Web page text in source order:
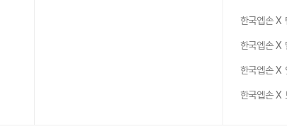
한국엡손 X
한국엡손 X
한국엡손 X
한국엡손 X